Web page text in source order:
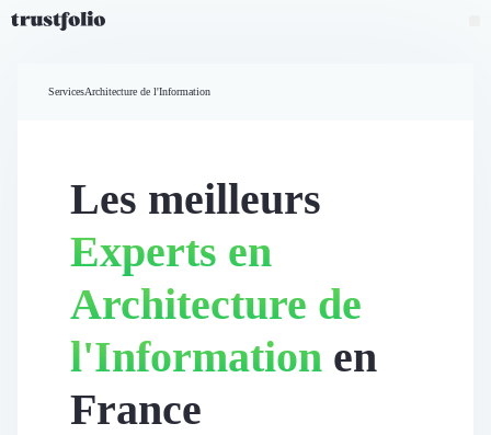
Widgets d'avis
Partage d’avis multicanal
Vidéo de témoignage
Intent data
Révéler le réseau
Vitrine & média
Suivi du ROI
Voir tous nos avis clients
ServicesArchitecture de l'Information
Les meilleurs
Experts en
Architecture de
l'Information en
France